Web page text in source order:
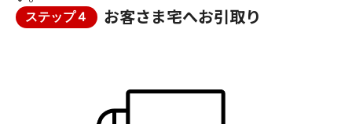
ステップ４ お客さま宅へお引取り